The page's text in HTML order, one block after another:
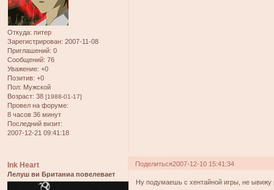
Откуда: питер
Зарегистрирован: 2007-11-08
Приглашений: 0
Сообщений: 76
Уважение: +0
Позитив: +0
Пол: Мужской
Возраст: 38 [1988-01-17]
Провел на форуме:
8 часов 36 минут
Последний визит:
2007-12-21 09:41:18
Поделиться2007-12-10 15:41:34
Ink Heart
Лелуш ви Британиа повелевает
Ну подумаешь с хентайной игры, не